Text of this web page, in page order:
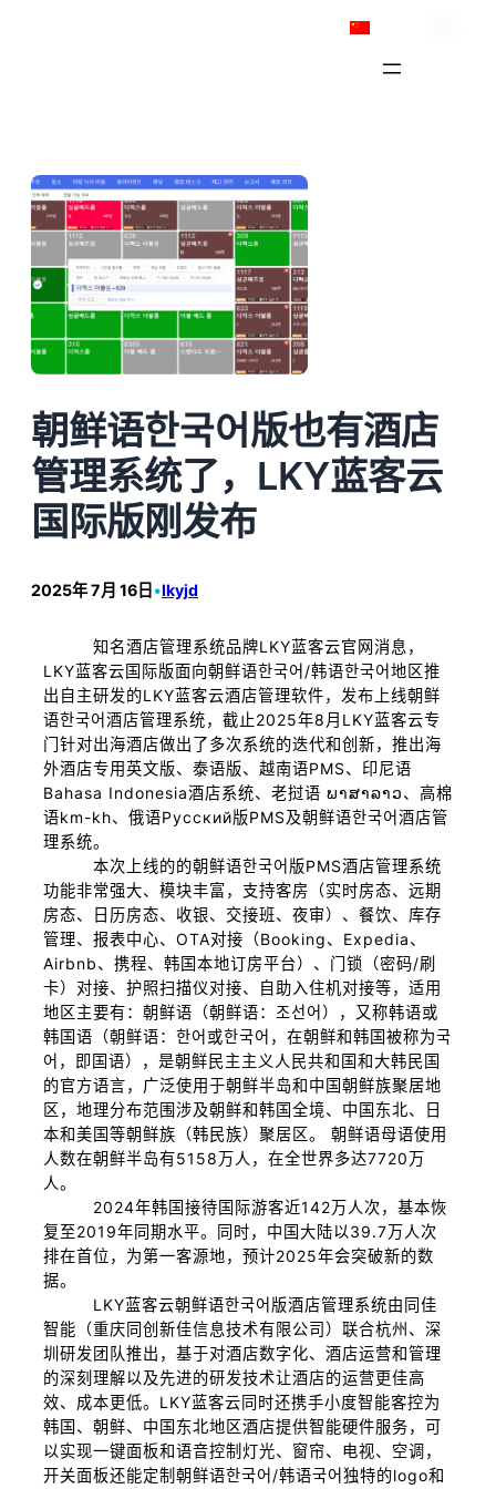
朝鲜语한국어版也有酒店
管理系统了，LKY蓝客云
国际版刚发布
2025年 7月 16日 •lkyjd
知名酒店管理系统品牌LKY蓝客云官网消息，
LKY蓝客云国际版面向朝鲜语한국어/韩语한국어地区推
出自主研发的LKY蓝客云酒店管理软件，发布上线朝鲜
语한국어酒店管理系统，截止2025年8月LKY蓝客云专
门针对出海酒店做出了多次系统的迭代和创新，推出海
外酒店专用英文版、泰语版、越南语PMS、印尼语
Bahasa Indonesia酒店系统、老挝语 ພາສາລາວ、高棉
语km-kh、俄语Русский版PMS及朝鲜语한국어酒店管
理系统。
本次上线的的朝鲜语한국어版PMS酒店管理系统
功能非常强大、模块丰富，支持客房（实时房态、远期
房态、日历房态、收银、交接班、夜审）、餐饮、库存
管理、报表中心、OTA对接（Booking、Expedia、
Airbnb、携程、韩国本地订房平台）、门锁（密码/刷
卡）对接、护照扫描仪对接、自助入住机对接等，适用
地区主要有：朝鲜语（朝鲜语：조선어），又称韩语或
韩国语（朝鲜语：한어或한국어，在朝鲜和韩国被称为국
어，即国语），是朝鲜民主主义人民共和国和大韩民国
的官方语言，广泛使用于朝鲜半岛和中国朝鲜族聚居地
区，地理分布范围涉及朝鲜和韩国全境、中国东北、日
本和美国等朝鲜族（韩民族）聚居区。 朝鲜语母语使用
人数在朝鲜半岛有5158万人，在全世界多达7720万
人。
2024年韩国接待国际游客近142万人次，基本恢
复至2019年同期水平。同时，中国大陆以39.7万人次
排在首位，为第一客源地，预计2025年会突破新的数
据。
LKY蓝客云朝鲜语한국어版酒店管理系统由同佳
智能（重庆同创新佳信息技术有限公司）联合杭州、深
圳研发团队推出，基于对酒店数字化、酒店运营和管理
的深刻理解以及先进的研发技术让酒店的运营更佳高
效、成本更低。LKY蓝客云同时还携手小度智能客控为
韩国、朝鲜、中国东北地区酒店提供智能硬件服务，可
以实现一键面板和语音控制灯光、窗帘、电视、空调，
开关面板还能定制朝鲜语한국어/韩语국어独特的logo和